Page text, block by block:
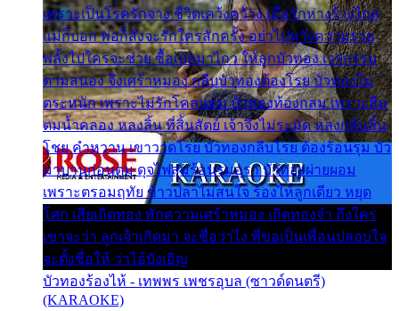
เพราะเป็นโรครักจาง ชีวิตเคว้งคว้าง เมื่อรักห่างร้างไกล
แม่ก็บอก พ่อก็สั่งจะรักใครสักครั้ง อย่าไปหวังความรวย
พลั้งไปใครจะช่วย ซื้อเปลมาไกว ให้ลูกบัวทอง เวรกรรม
ตามสนอง จึงเศร้าหมอง กลีบบัวทองต้องโรย บัวทองไม่
ตระหนัก เพราะไม่รักโคลนตม บัวทองท้องกลม เพราะลืม
ตมน้ำคลอง หลงลิ้น ที่สิ้นสัตย์ เจ้าจึงไม่ระมัด หลงกลิ่นลิ้น
โชย คำหวาน เขาวาดโรย บัวทองกลีบโรย ต้องร้อนรุม บัว
มาบานก่อนตูม ดุจไฟสุมร้อนรุมอุรา บัวทองผ่ายผอม
เพราะตรอมฤทัย ข้าวปลาไม่สนใจ ร้องไห้ลูกเดียว หยุด
โศก เสียเถิดทอง พักความเศร้าหมอง เถิดทองจ๋า ถึงใคร
เขาจะว่า ลูกเจ้าเกิดมา จะชื่อว่าไง พี่ขอเป็นเพื่อนปลอบใจ
จะตั้งชื่อให้ ว่าไอ้บังเอิญ
บัวทองร้องไห้ - เทพพร เพชรอุบล (ซาวด์ดนตรี)
(KARAOKE)